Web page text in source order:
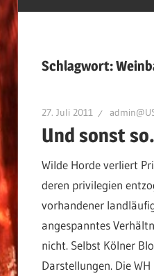
Schlagwort:
27. Juli 2011
Und sonst
Wilde Horde verliert
deren privilegien
vorhandener
angespanntes
nicht. Selbst Kölner
Darstellungen. Die